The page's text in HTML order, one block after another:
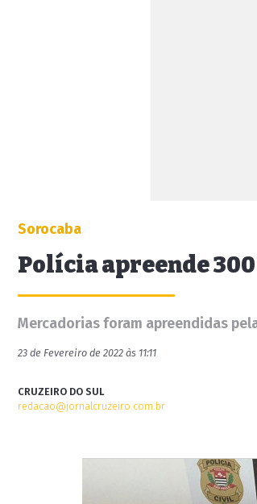
Sorocaba
Polícia apreende
Mercadorias foram apreendidas
23 de Fevereiro de 2022 às 11:11
CRUZEIRO DO SUL
redacao@jornalcruzeiro.com.br